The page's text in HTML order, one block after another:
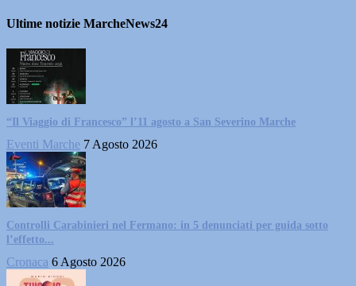
Ultime notizie MarcheNews24
“Il Viaggio di Francesco” l’11 agosto a San Severino Marche
Eventi Marche 7 Agosto 2026
Controlli Carabinieri nel Fermano: in 5 denunciati per guida sotto
l’effetto...
Cronaca 6 Agosto 2026